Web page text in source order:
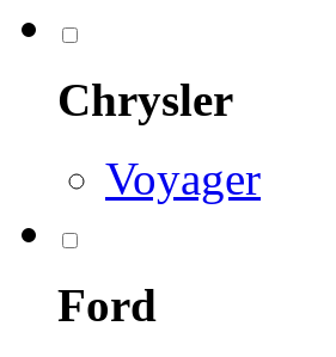
Chrysler
Voyager
Ford